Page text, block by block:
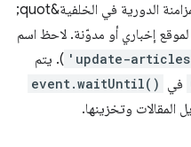
يستخدم المثال التالي ميزة &quot;المزامنة الدورية في الخلفية&quot;
لموقع إخباري أو مدوّنة. لاحظ اسم
'update- ). يتم
في event.waitUntil()
المقالات وتخزينها.